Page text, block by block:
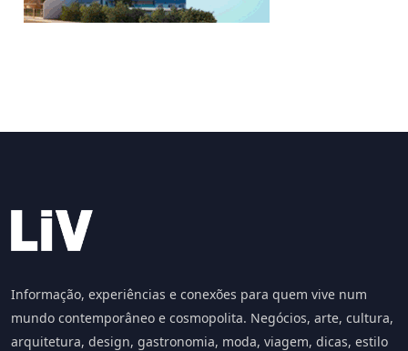
Informação, experiências e conexões para quem vive num
mundo contemporâneo e cosmopolita. Negócios, arte, cultura,
arquitetura, design, gastronomia, moda, viagem, dicas, estilo